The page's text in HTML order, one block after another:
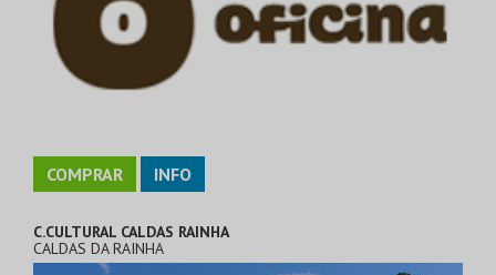
COMPRAR INFO
C.CULTURAL CALDAS RAINHA
CALDAS DA RAINHA